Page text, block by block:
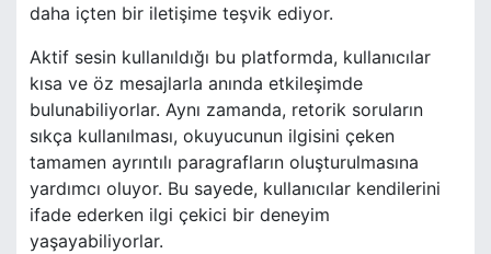
daha içten bir iletişime teşvik ediyor.
Aktif sesin kullanıldığı bu platformda, kullanıcılar
kısa ve öz mesajlarla anında etkileşimde
bulunabiliyorlar. Aynı zamanda, retorik soruların
sıkça kullanılması, okuyucunun ilgisini çeken
tamamen ayrıntılı paragrafların oluşturulmasına
yardımcı oluyor. Bu sayede, kullanıcılar kendilerini
ifade ederken ilgi çekici bir deneyim
yaşayabiliyorlar.